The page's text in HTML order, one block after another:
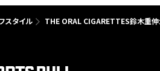
スタイル THE ORAL CIGARETTES鈴木重伸